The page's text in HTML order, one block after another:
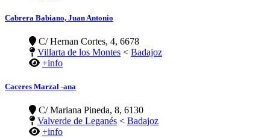
Cabrera Babiano, Juan Antonio
C/ Hernan Cortes, 4, 6678
Villarta de los Montes < Badajoz
+info
Caceres Marzal -ana
C/ Mariana Pineda, 8, 6130
Valverde de Leganés < Badajoz
+info